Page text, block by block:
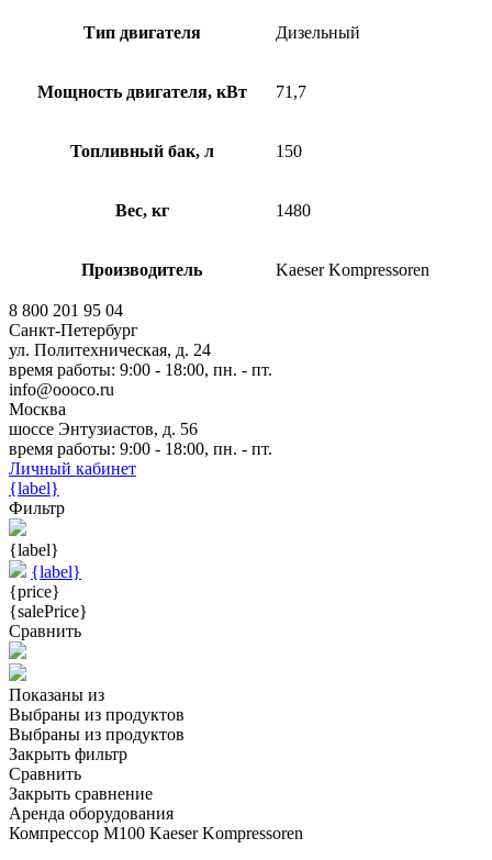
Тип двигателя Дизельный
Мощность двигателя, кВт 71,7
Топливный бак, л 150
Вес, кг 1480
Производитель Kaeser Kompressoren
8 800 201 95 04
Санкт-Петербург
ул. Политехническая, д. 24
время работы: 9:00 - 18:00, пн. - пт.
info@oooco.ru
Москва
шоссе Энтузиастов, д. 56
время работы: 9:00 - 18:00, пн. - пт.
Личный кабинет
{label}
Фильтр
{label}
{label}
{price}
{salePrice}
Сравнить
Показаны из
Выбраны из продуктов
Выбраны из продуктов
Закрыть фильтр
Сравнить
Закрыть сравнение
Аренда оборудования
Компрессор M100 Kaeser Kompressoren